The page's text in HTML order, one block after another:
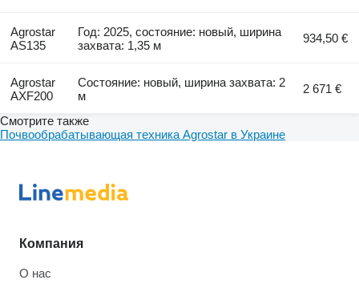
Agrostar
AS135
Год: 2025, состояние: новый, ширина
захвата: 1,35 м
934,50 €
Agrostar
AXF200
Состояние: новый, ширина захвата: 2
м
2 671 €
Смотрите также
Почвообрабатывающая техника Agrostar в Украине
Компания
О нас